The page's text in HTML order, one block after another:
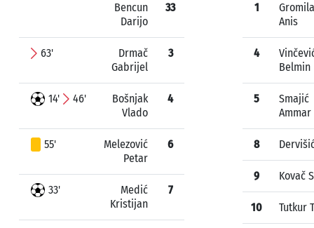
Bencun
Darijo
33
63'
Drmač
Gabrijel
3
14' 46'
Bošnjak
Vlado
4
55'
Melezović
Petar
6
33'
Medić
Kristijan
7
1
Gromila
Anis
4
Belmin
5
Smajić
Ammar
8
9 Kovač
10 Tutkur